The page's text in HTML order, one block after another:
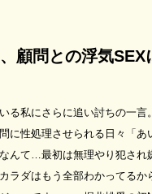
顧問との浮気
私にさらに追い討ちの一
性処理させられる日々「あ
んて…最初は無理やり犯さ
ダはもう全部わかってる